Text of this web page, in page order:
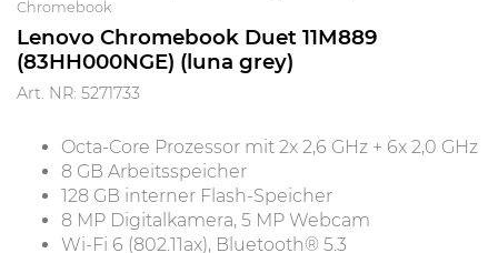
Chromebook
Lenovo Chromebook Duet 11M889
(83HH000NGE) (luna grey)
Art. NR: 5271733
Octa-Core Prozessor mit 2x 2,6 GHz + 6x 2,0 GHz
8 GB Arbeitsspeicher
128 GB interner Flash-Speicher
8 MP Digitalkamera, 5 MP Webcam
Wi-Fi 6 (802.11ax), Bluetooth® 5.3